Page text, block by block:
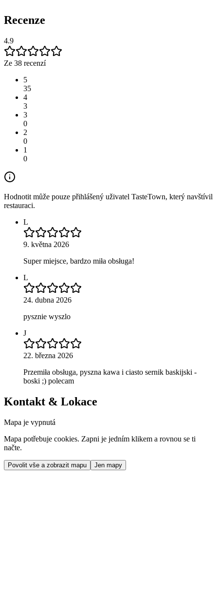
Recenze
4.9
Ze 38 recenzí
5
35
4
3
3
0
2
0
1
0
Hodnotit může pouze přihlášený uživatel TasteTown, který navštívil
restauraci.
L
9. května 2026
Super miejsce, bardzo miła obsługa!
L
24. dubna 2026
pysznie wyszlo
J
22. března 2026
Przemiła obsługa, pyszna kawa i ciasto sernik baskijski -
boski ;) polecam
Kontakt & Lokace
Mapa je vypnutá
Mapa potřebuje cookies. Zapni je jedním klikem a rovnou se ti
načte.
Povolit vše a zobrazit mapu Jen mapy